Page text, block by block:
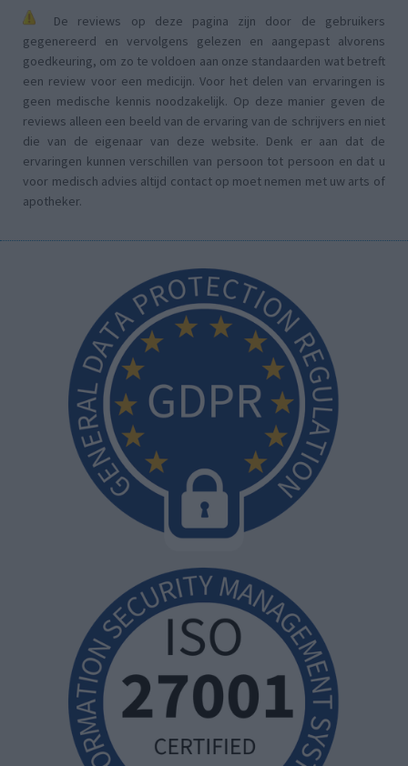
De reviews op deze pagina zijn door de gebruikers
gegenereerd en vervolgens gelezen en aangepast alvorens
goedkeuring, om zo te voldoen aan onze standaarden wat betreft
een review voor een medicijn. Voor het delen van ervaringen is
geen medische kennis noodzakelijk. Op deze manier geven de
reviews alleen een beeld van de ervaring van de schrijvers en niet
die van de eigenaar van deze website. Denk er aan dat de
ervaringen kunnen verschillen van persoon tot persoon en dat u
voor medisch advies altijd contact op moet nemen met uw arts of
apotheker.